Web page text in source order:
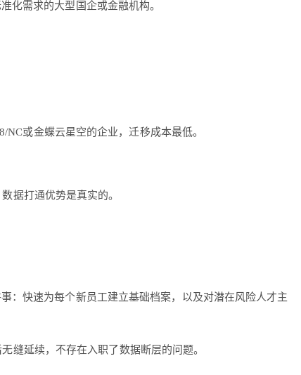
化需求的大型国企或金融机构。
或金蝶云星空的企业，迁移成本最低。
据打通优势是真实的。
：快速为每个新员工建立基础档案，以及对潜在风险人才主
缝延续，不存在入职了数据断层的问题。